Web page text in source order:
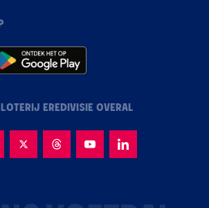
EREDIVISIE OVERAL